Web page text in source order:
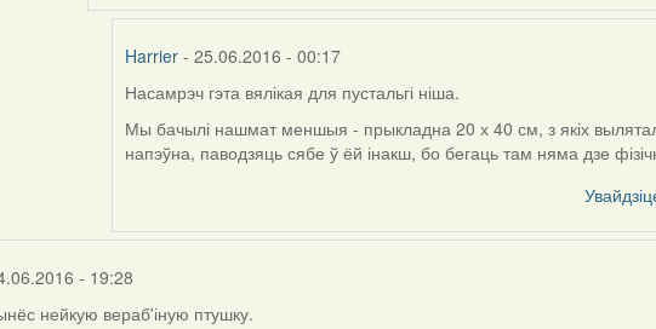
Harrier
Harrier- 25.06.2016 - 00:17
In
reply
to
Gruzdov
Насамрэч гэта вялікая для пустальгі ніша.
Мы бачылі нашмат меншыя - прыкладна 20 х 40 см, з якіх
напэўна, паводзяць сябе ў ёй інакш, бо бегаць там няма дзе
- 19:28
нейкую вераб'іную птушку.